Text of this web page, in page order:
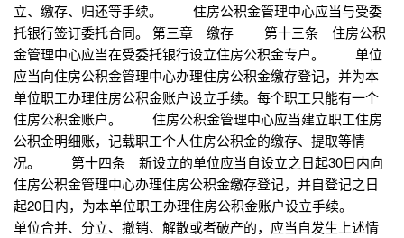
立、缴存、归还等手续。 住房公积金管理中心应当与受委
托银行签订委托合同。 第三章 缴存 第十三条 住房公积
金管理中心应当在受委托银行设立住房公积金专户。 单位
应当向住房公积金管理中心办理住房公积金缴存登记，并为本
单位职工办理住房公积金账户设立手续。每个职工只能有一个
住房公积金账户。 住房公积金管理中心应当建立职工住房
公积金明细账，记载职工个人住房公积金的缴存、提取等情
况。 第十四条 新设立的单位应当自设立之日起30日内向
住房公积金管理中心办理住房公积金缴存登记，并自登记之日
起20日内，为本单位职工办理住房公积金账户设立手续。
单位合并、分立、撤销、解散或者破产的，应当自发生上述情